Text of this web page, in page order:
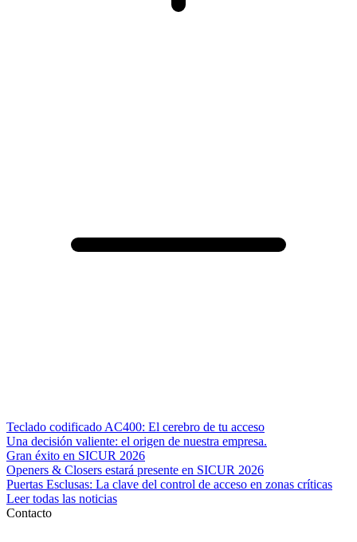
Teclado codificado AC400: El cerebro de tu acceso
Una decisión valiente: el origen de nuestra empresa.
Gran éxito en SICUR 2026
Openers & Closers estará presente en SICUR 2026
Puertas Esclusas: La clave del control de acceso en zonas críticas
Leer todas las noticias
Contacto